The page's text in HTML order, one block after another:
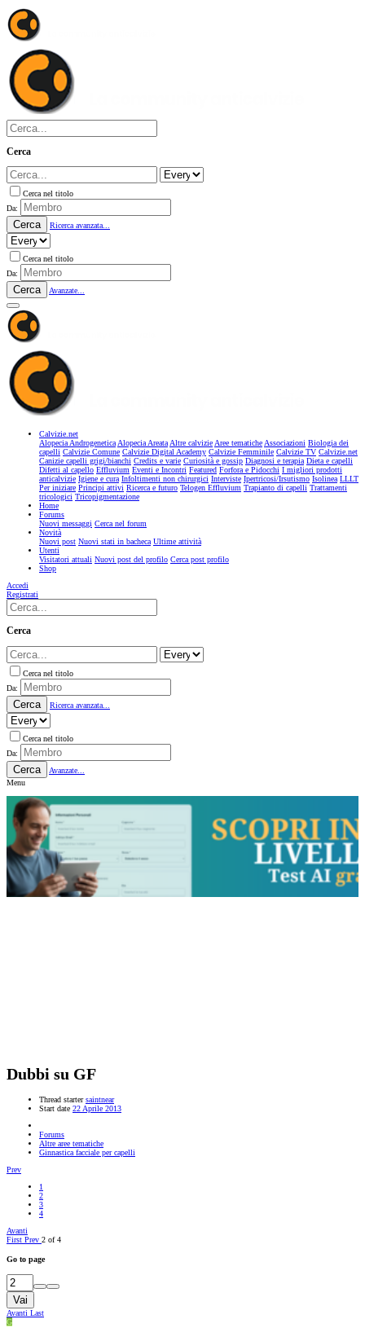
Cerca
Cerca nel titolo
Da:
Cerca Ricerca avanzata...
Cerca nel titolo
Da:
Cerca Avanzate...
Calvizie.net
Alopecia AndrogeneticaAlopecia AreataAltre calvizieAree tematicheAssociazioni Biologia dei
capelli Calvizie Comune Calvizie Digital Academy Calvizie Femminile Calvizie TV Calvizie.net
Canizie capelli grigi/bianchi Credits e varie Curiosità e gossip Diagnosi e terapia Dieta e capelli
Difetti al capello Effluvium Eventi e Incontri Featured Forfora e Pidocchi I migliori prodotti
anticalvizie Igiene e cura Infoltimenti non chirurgici Interviste Ipertricosi/Irsutismo Isolinea LLLT
Per iniziare Principi attivi Ricerca e futuro Telogen Effluvium Trapianto di capelli Trattamenti
tricologici Tricopigmentazione
Home
Forums
Nuovi messaggi Cerca nel forum
Novità
Nuovi post Nuovi stati in bacheca Ultime attività
Utenti
Visitatori attuali Nuovi post del profilo Cerca post profilo
Shop
Accedi
Registrati
Cerca
Cerca nel titolo
Da:
Cerca Ricerca avanzata...
Cerca nel titolo
Da:
Cerca
Avanzate...
Menu
Dubbi su GF
Thread starter saintnear
Start date 22 Aprile 2013
Forums
Altre aree tematiche
Ginnastica facciale per capelli
Prev
1
2
3
4
Avanti
First Prev 2 of 4
Go to page
Vai
Avanti Last
G